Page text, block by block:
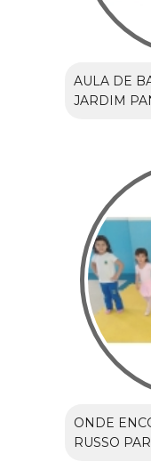
AULA DE
JARDIM
ONDE
RUSSO